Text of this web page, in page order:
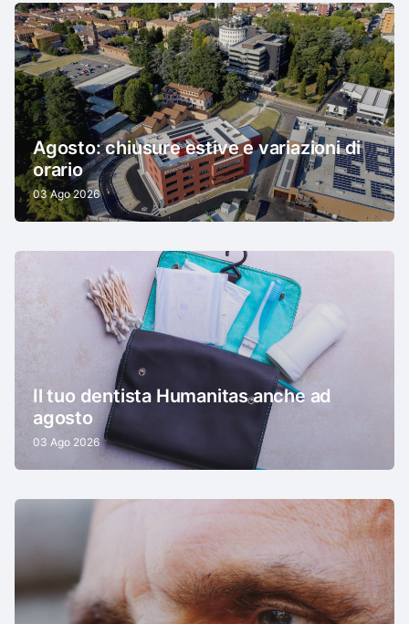
Agosto: chiusure estive e variazioni di
orario
03 Ago 2026
Il tuo dentista Humanitas anche ad
agosto
03 Ago 2026